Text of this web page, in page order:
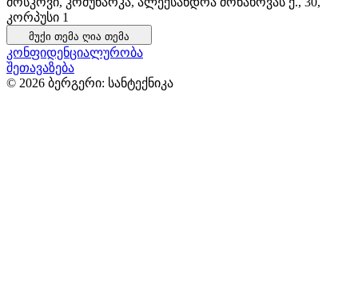
კორპუსი 1
მუქი თემა ღია თემა
კონფიდენციალურობა
შეთავაზება
© 2026 ბერგერი: სანტექნიკა